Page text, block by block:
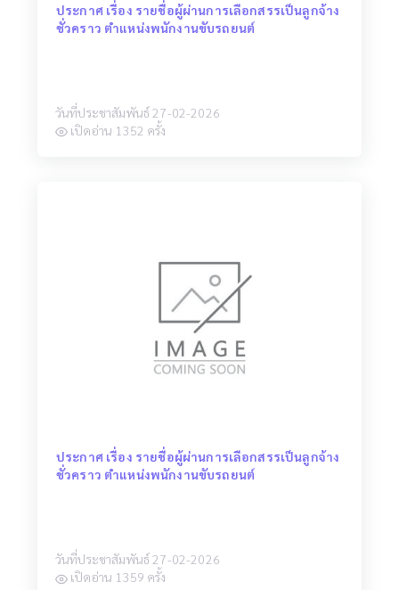
ประกาศ เรื่อง รายชื่อผู้ผ่านการเลือกสรรเป็นลูกจ้าง
ชั่วคราว ตำแหน่งพนักงานขับรถยนต์
วันที่ประชาสัมพันธ์ 27-02-2026
เปิดอ่าน 1352 ครั้ง
ประกาศ เรื่อง รายชื่อผู้ผ่านการเลือกสรรเป็นลูกจ้าง
ชั่วคราว ตำแหน่งพนักงานขับรถยนต์
วันที่ประชาสัมพันธ์ 27-02-2026
เปิดอ่าน 1359 ครั้ง